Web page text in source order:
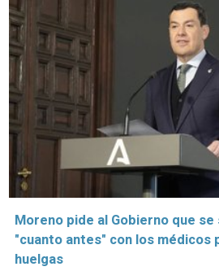
Moreno pide al Gobierno que
"cuanto antes" con los médicos
huelgas